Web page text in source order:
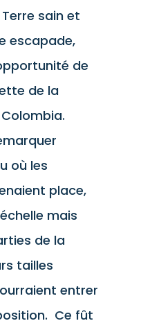
sain et
escapade,
de
de la
où les
place,
mais
de la
tailles
entrer
Ce fût